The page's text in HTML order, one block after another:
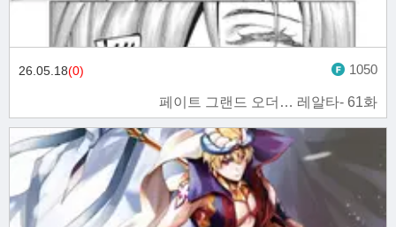
페이트 그랜드 오더… 레알타- 61화
26.05.18(0) 1050